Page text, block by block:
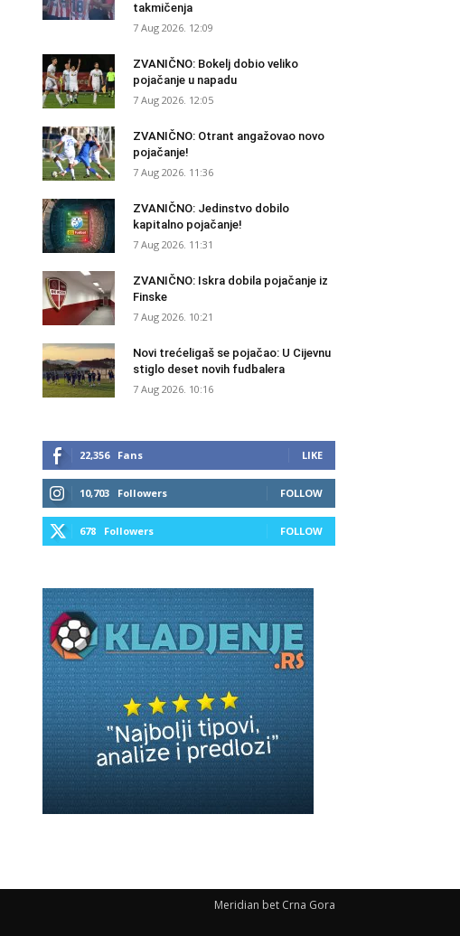
takmičenja
7 Aug 2026. 12:09
ZVANIČNO: Bokelj dobio veliko
pojačanje u napadu
7 Aug 2026. 12:05
ZVANIČNO: Otrant angažovao novo
pojačanje!
7 Aug 2026. 11:36
ZVANIČNO: Jedinstvo dobilo
kapitalno pojačanje!
7 Aug 2026. 11:31
ZVANIČNO: Iskra dobila pojačanje iz
Finske
7 Aug 2026. 10:21
Novi trećeligaš se pojačao: U Cijevnu
stiglo deset novih fudbalera
7 Aug 2026. 10:16
22,356 Fans LIKE
10,703 Followers FOLLOW
678 Followers FOLLOW
Meridian bet Crna Gora